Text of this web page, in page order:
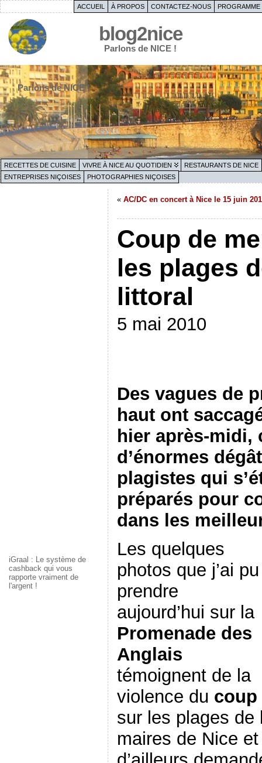
ACCUEIL À PROPOS CONTACTEZ-NOUS PROGRAMME
blog2nice
Parlons de NICE !
Parlons de NICE !
RECETTES DE CUISINE VIVRE À NICE AU QUOTIDIEN
RESTAURANTS DE NICE
ENTREPRISES NIÇOISES
PHOTOGRAPHIES NIÇOISES
iGraal : Le système de
cashback qui vous
rapporte vraiment de
l'argent !
« AC/DC en concert à Nice le 15 juin
Coup de
les plages
littoral
5 mai 2010
Des vagues de
haut ont
hier après-midi,
d’énormes
plagistes qui
préparés pour
dans les
Les quelques
photos que j’ai pu
prendre
aujourd’hui sur la
Promenade des
Anglais
témoignent de la
violence du coup
sur les plages
maires de Nice